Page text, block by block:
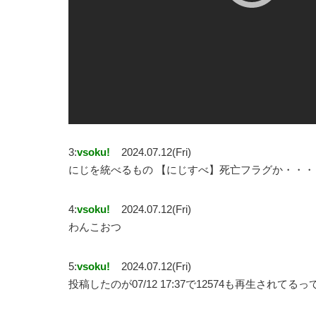
3:vsoku!
2024.07.12(Fri)
にじを統べるもの 【にじすべ】死亡フラグか・・・
4:vsoku!
2024.07.12(Fri)
わんこおつ
5:vsoku!
2024.07.12(Fri)
投稿したのが07/12 17:37で12574も再生されてるっ